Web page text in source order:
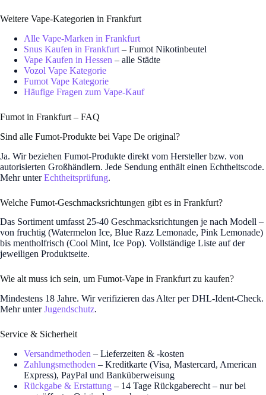
Weitere Vape-Kategorien in Frankfurt
Alle Vape-Marken in Frankfurt
Snus Kaufen in Frankfurt – Fumot Nikotinbeutel
Vape Kaufen in Hessen – alle Städte
Vozol Vape Kategorie
Fumot Vape Kategorie
Häufige Fragen zum Vape-Kauf
Fumot in Frankfurt – FAQ
Sind alle Fumot-Produkte bei Vape De original?
Ja. Wir beziehen Fumot-Produkte direkt vom Hersteller bzw. von
autorisierten Großhändlern. Jede Sendung enthält einen Echtheitscode.
Mehr unterEchtheitsprüfung.
Welche Fumot-Geschmacksrichtungen gibt es in Frankfurt?
Das Sortiment umfasst 25-40 Geschmacksrichtungen je nach Modell –
von fruchtig (Watermelon Ice, Blue Razz Lemonade, Pink Lemonade)
bis mentholfrisch (Cool Mint, Ice Pop). Vollständige Liste auf der
jeweiligen Produktseite.
Wie alt muss ich sein, um Fumot-Vape in Frankfurt zu kaufen?
Mindestens 18 Jahre. Wir verifizieren das Alter per DHL-Ident-Check.
Mehr unterJugendschutz.
Service & Sicherheit
Versandmethoden – Lieferzeiten & -kosten
Zahlungsmethoden – Kreditkarte (Visa, Mastercard, American
Express), PayPal und Banküberweisung
Rückgabe & Erstattung – 14 Tage Rückgaberecht – nur bei